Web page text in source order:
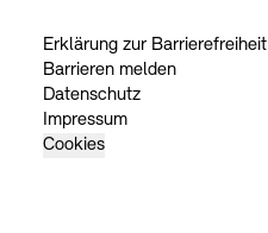
Erklärung zur Barrierefreiheit
Barrieren melden
Datenschutz
Impressum
Cookies